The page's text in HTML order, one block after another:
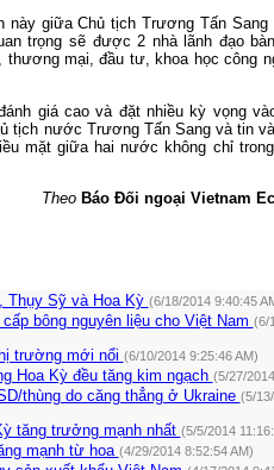
giữa Chủ tịch Trương Tấn Sang
trọng sẽ được 2 nhà lãnh đạo
mại, đầu tư, khoa học công
giá cao và đặt nhiều kỳ vọng
tịch nước Trương Tấn Sang và tin
mặt giữa hai nước không chỉ
Theo Báo Đối ngoại Vietnam
Thụy Sỹ và Hoa Kỳ (6/18/2014 9:40:45
bông nguyên liệu cho Việt Nam (6/
trường mới nổi (6/10/2014 9:25:46 AM)
Hoa Kỳ đều tăng kim ngạch (5/27/
thùng do căng thẳng ở Ukraine (5/
tăng trưởng mạnh nhất (5/5/2014
mạnh từ hoa (4/29/2014 8:52:54 AM)